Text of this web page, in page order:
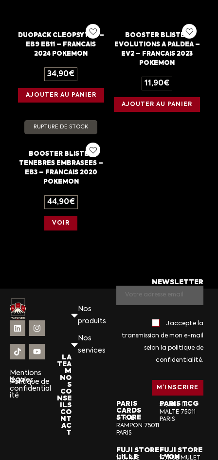
DUOPACK CLEOPSYTRA –
EB9 EB11 – FRANCAIS
2024 POKEMON
34,90€
AJOUTER AU PANIER
BOOSTER BLISTER
EVOLUTIONS A PALDEA –
EV2 – FRANCAIS 2023
POKEMON
11,90€
AJOUTER AU PANIER
RUPTURE DE STOCK
BOOSTER BLISTER
TENEBRES EMBRASEES –
EB3 – FRANCAIS 2020
POKEMON
44,90€
VOIR
Mentions
légales
CGV
Politique de
confidential
ité
Nos
produits
Nos
services
LA
TEA
M
NO
S
CO
NSE
ILS
CO
NT
AC
T
NEWSLETTER
J’accepte la
transmission de mon e-mail
selon la politique de
confidentialité.
PARIS
CARDS
STORE
6, RUE
RAMPON 75011
PARIS
PARIS TCG
57, RUE DE
MALTE 75011
PARIS
FUJI STORE
LILLE
136, RUE
FUJI STORE
LYON
17, RUE MULET